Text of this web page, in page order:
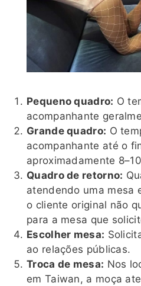
Pequeno quadro: O
acompanhante
Grande quadro: O
acompanhante até o
aproximadamente
Quadro de retorno:
atendendo uma mesa
o cliente original não
para a mesa que
Escolher mesa:
ao relações públicas.
Troca de mesa: Nos
em Taiwan, a moça